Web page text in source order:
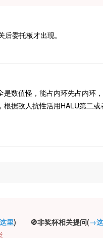
委托板才出现。
数值怪，能占内环先占内环
据敌人抗性活用HALU第二
里) 🚫非奖杯相关提问(→